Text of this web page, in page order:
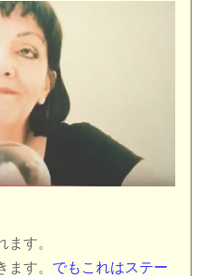
す。
す。 でもこれはステー